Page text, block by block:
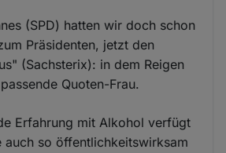
(SPD) hatten wir doch schon
Präsidenten, jetzt den
(Sachsterix): in dem Reigen
Quoten-Frau.
Erfahrung mit Alkohol verfügt
auch so öffentlichkeitswirksam